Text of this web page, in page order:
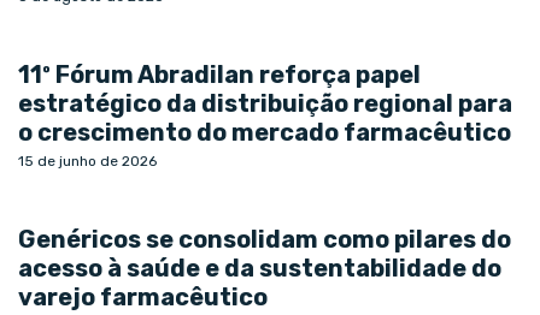
11º Fórum Abradilan reforça papel
estratégico da distribuição regional para
o crescimento do mercado farmacêutico
15 de junho de 2026
Genéricos se consolidam como pilares do
acesso à saúde e da sustentabilidade do
varejo farmacêutico